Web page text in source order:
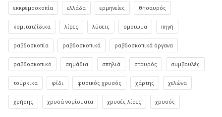
εκκρεμοσκοπία ελλάδα ερμηνείες θησαυρός
κομιτατζίδικα λίρες λύσεις ομοιωμα πηγή
ραβδοσκοπία ραβδοσκοπικά ραβδοσκοπικά όργανα
ραβδοσκοπικό σημάδια σπηλιά σταυρός συμβουλές
τούρκικα φίδι φυσικός χρυσός χάρτης χελώνα
χρήσης χρυσά νομίσματα χρυσές λίρες χρυσός